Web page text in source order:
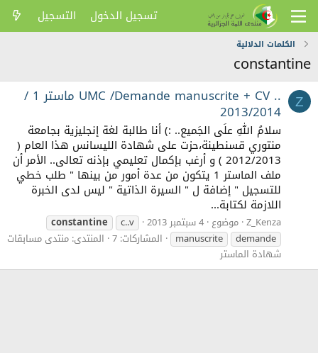
تسجيل الدخول التسجيل
الكلمات الدلالية
constantine
Z .. UMC /Demande manuscrite + CV ماستر 1 /
2013/2014
سلامُ اللهِ علَى الجَميع.. :) أنا طالبة لغة إنجليزية بجامعة
منتوري قسنطينة،حزت على شهادة الليسانس هذا العام (
2012/2013 ) و أرغب بإكمال تعليمي بإذنه تعالى.. الأمر أن
ملف الماستر 1 يتكون من عدة أمور من بينها " طلب خطي
للتسجيل " إضافة ل " السيرة الذاتية " ليس لدى الخبرة
اللازمة لكتابة...
Z_Kenza موضوع 4 سبتمبر 2013 c..v
constantine
demande
manuscrite المشاركات: 7 المنتدى: منتدى مسابقات
شهادة الماستر